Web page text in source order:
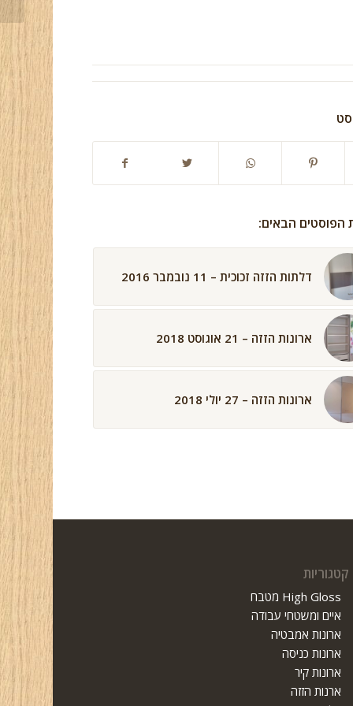
הפוסטים הבאים:
דלתות הזזה זכוכית – 11 נובמבר 2016
ארונות הזזה – 21 אוגוסט 2018
ארונות הזזה – 27 יולי 2018
קטגוריות
High Gloss מטבח
איים ומשטחי עבודה
ארונות אמבטיה
ארונות כניסה
ארונות קיר
ארנות הזזה